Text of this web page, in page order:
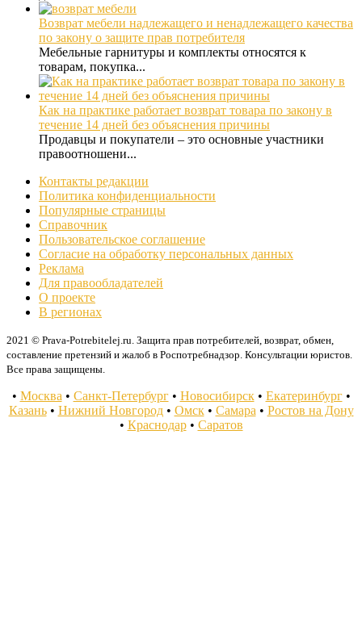
Возврат мебели надлежащего и ненадлежащего качества
по закону о защите прав потребителя
Мебельные гарнитуры и комплекты относятся к
товарам, покупка...
Как на практике работает возврат товара по закону в
течение 14 дней без объяснения причины
Продавцы и покупатели – это основные участники
правоотношени...
Контакты редакции
Политика конфиденциальности
Популярные страницы
Справочник
Пользовательское соглашение
Согласие на обработку персональных данных
Реклама
Для правообладателей
О проекте
В регионах
2021 © Prava-Potrebitelej.ru. Защита прав потребителей, возврат, обмен,
составление претензий и жалоб в Роспотребнадзор. Консультации юристов.
Все права защищены.
• Москва • Санкт-Петербург• Новосибирск• Екатеринбург•
Казань• Нижний Новгород• Омск• Самара • Ростов на Дону
• Краснодар• Саратов